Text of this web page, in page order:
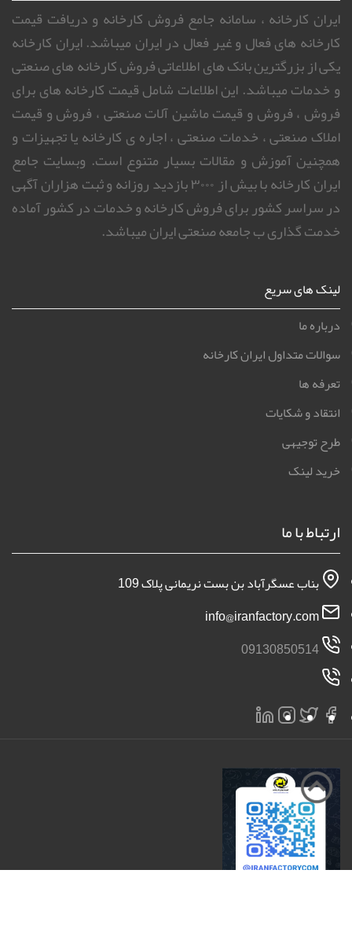
ایران کارخانه ، سامانه جامع فروش کارخانه و دریافت قیمت
کارخانه های فعال و غیر فعال در ایران میباشد. ایران کارخانه
یکی از بزرگترین بانک های اطلاعاتی فروش کارخانه های صنعتی
و خدمات میباشد. این اطلاعات شامل قیمت کارخانه های برای
فروش ، فروش و قیمت ماشین آلات صنعتی ، فروش و قیمت
املاک صنعتی ، خدمات صنعتی ، اجاره ی کارخانه یا تجهیزات و
همچنین آموزش و مقالات بسیار متنوع است. وبسایت جامع
ایران کارخانه با بیش از ۳۰۰۰ بازدید روزانه و ثبت هزاران آگهی
در سراسر کشور برای فروش کارخانه و خدمات در کشور آماده
خدمت گذاری ب جامعه صنعتی ایران میباشد.
لینک های سریع
درباره ما
سوالات متداول ایران کارخانه
تعرفه ها
انتقاد و شکایات
طرح توجیهی
خرید لینک
ارتباط با ما
بناب عسگرآباد بن بست نریمانی پلاک 109
09130850514